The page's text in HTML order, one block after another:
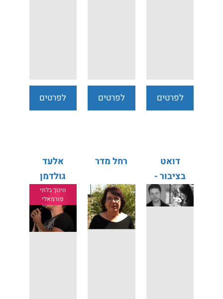
לפרטים
לפרטים
לפרטים
דואט
בציבור -
אייל חביב
מירי זהבי
רחל מדר
אלעד
גולדמן
חינוך בלתי
פורמאלי